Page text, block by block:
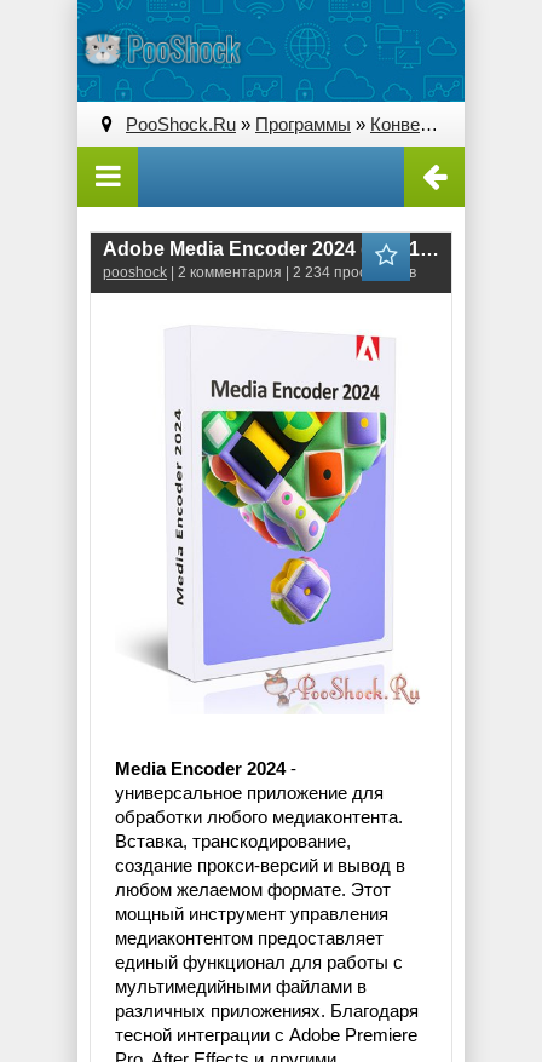
PooShock.Ru » Программы » Конверторы
Adobe Media Encoder 2024 (24.2.1.002)
pooshock | 2 комментария | 2 234 просмотров
Media Encoder 2024-
универсальное приложение для
обработки любого медиаконтента.
Вставка, транскодирование,
создание прокси-версий и вывод в
любом желаемом формате. Этот
мощный инструмент управления
медиаконтентом предоставляет
единый функционал для работы с
мультимедийными файлами в
различных приложениях. Благодаря
тесной интеграции с Adobe Premiere